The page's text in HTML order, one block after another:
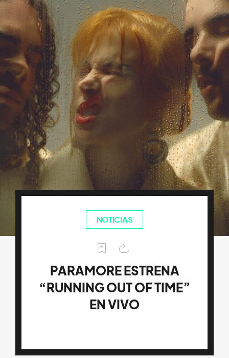
NOTICIAS
PARAMORE ESTRENA
“RUNNING OUT OF TIME”
EN VIVO